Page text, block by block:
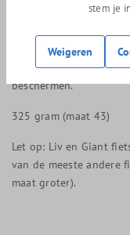
De hiel is
de menselijk hiel te
Onder de hiel en
beschermen.
325 gram (maat 43)
Let op: Liv en Giant
van de meeste andere
maat groter).
stem je
Weigeren